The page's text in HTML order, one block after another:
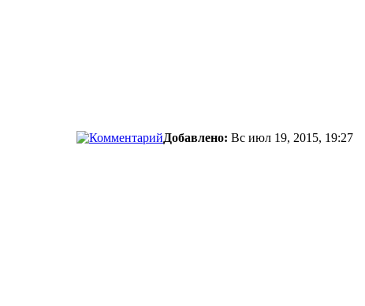
Добавлено: Вс июл 19, 2015, 19:27